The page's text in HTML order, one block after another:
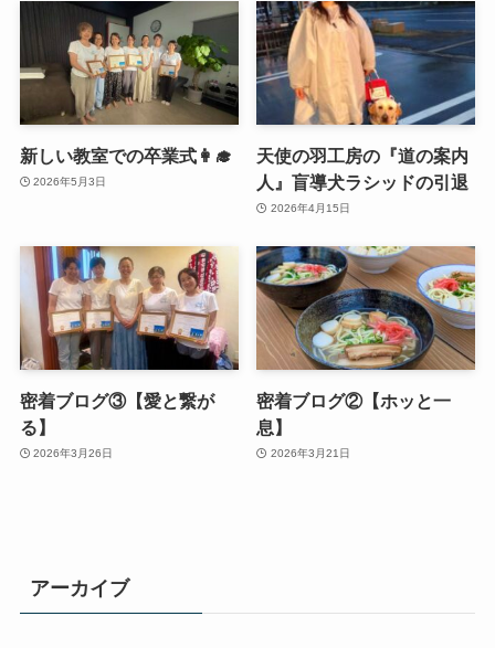
新しい教室での卒業式👩‍🎓
2026年5月3日
天使の羽工房の『道の案内
人』盲導犬ラシッドの引退
2026年4月15日
密着ブログ③【愛と繋が
る】
2026年3月26日
密着ブログ②【ホッと一
息】
2026年3月21日
アーカイブ